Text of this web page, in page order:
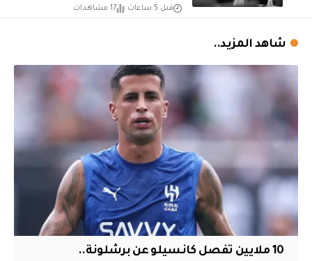
قبل 5 ساعات 17 مشاهدات
شاهد المزيد..
10 ملايين تفصل كانسيلو عن برشلونة..